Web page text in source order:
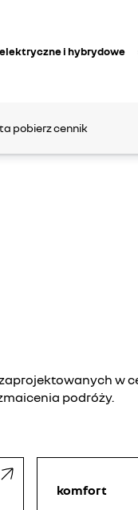
elektryczne i hybrydowe
pobierz cennik
w
podróży.
komfort